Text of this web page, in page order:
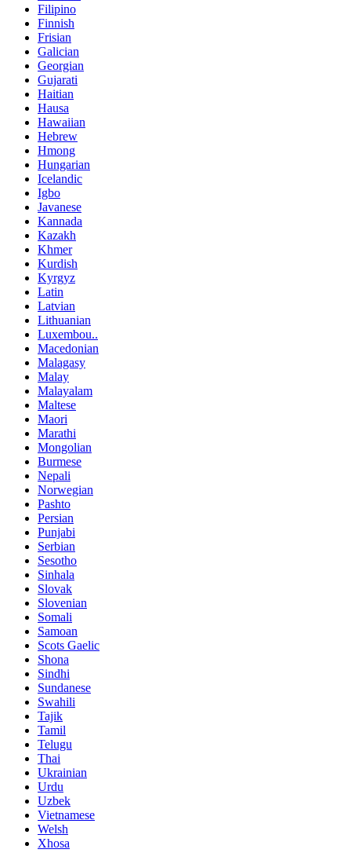
Filipino
Finnish
Frisian
Galician
Georgian
Gujarati
Haitian
Hausa
Hawaiian
Hebrew
Hmong
Hungarian
Icelandic
Igbo
Javanese
Kannada
Kazakh
Khmer
Kurdish
Kyrgyz
Latin
Latvian
Lithuanian
Luxembou..
Macedonian
Malagasy
Malay
Malayalam
Maltese
Maori
Marathi
Mongolian
Burmese
Nepali
Norwegian
Pashto
Persian
Punjabi
Serbian
Sesotho
Sinhala
Slovak
Slovenian
Somali
Samoan
Scots Gaelic
Shona
Sindhi
Sundanese
Swahili
Tajik
Tamil
Telugu
Thai
Ukrainian
Urdu
Uzbek
Vietnamese
Welsh
Xhosa